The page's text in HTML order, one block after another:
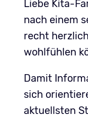
Liebe Kita-
nach einem
recht
wohlfühlen
Damit
sich
aktuellsten